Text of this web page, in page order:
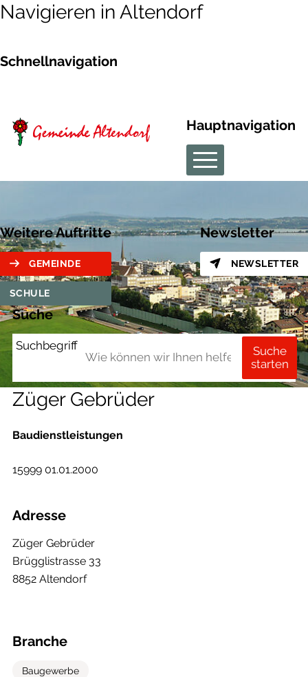
Navigieren in Altendorf
Schnellnavigation
Hauptnavigation
Weitere Auftritte
GEMEINDE
SCHULE
Newsletter
NEWSLETTER
Suche
Suchbegriff
Suche
starten
Züger Gebrüder
Baudienstleistungen
15999 01.01.2000
Adresse
Züger Gebrüder
Brügglistrasse 33
8852 Altendorf
Branche
Baugewerbe